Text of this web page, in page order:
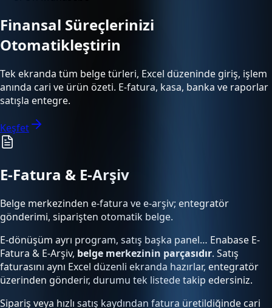
Finansal Süreçlerinizi
Otomatikleştirin
Tek ekranda tüm belge türleri, Excel düzeninde giriş, işlem
anında cari ve ürün özeti. E-fatura, kasa, banka ve raporlar
satışla entegre.
Keşfet
E-Fatura & E-Arşiv
Belge merkezinden e-fatura ve e-arşiv; entegratör
gönderimi, siparişten otomatik belge.
E-dönüşüm ayrı program, satış başka panel… Enabase E-
Fatura & E-Arşiv, belge merkezinin parçasıdır. Satış
faturasını aynı Excel düzenli ekranda hazırlar, entegratör
üzerinden gönderir, durumu tek listede takip edersiniz.
Sipariş veya hızlı satış kaydından fatura üretildiğinde cari